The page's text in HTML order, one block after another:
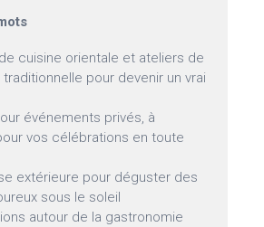
cuisine orientale et ateliers de
pour devenir un vrai
événements privés, à
vos célébrations en toute
extérieure pour déguster des
sous le soleil
autour de la gastronomie